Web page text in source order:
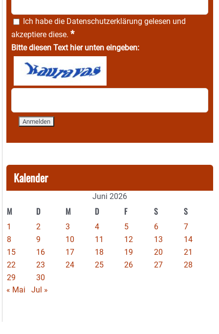
Ich habe die Datenschutzerklärung gelesen und
akzeptiere diese. *
Bitte diesen Text hier unten eingeben:
Kalender
Juni 2026
M D M D F S S
1 2 3 4 5 6
7
8
9 10 11 12 13
14
15
16 17 18 19 20
21
22
23 24 25 26 27
28
29
30
« Mai
Jul »